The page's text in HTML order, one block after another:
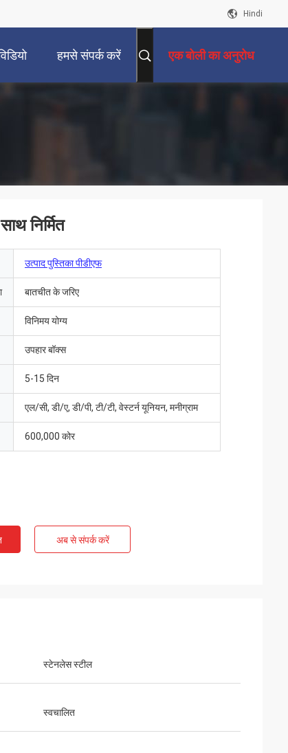
Hindi
हमसे संपर्क करें एक बोली का अनुरोध
निर्मित
उत्पाद पुस्तिका पीडीएफ
बातचीत के जरिए
विनिमय योग्य
उपहार बॉक्स
5-15 दिन
एल/सी, डी/ए, डी/पी, टी/टी, वेस्टर्न यूनियन, मनीग्राम
600,000 कोर
अब से संपर्क करें
स्टेनलेस स्टील
स्वचालित